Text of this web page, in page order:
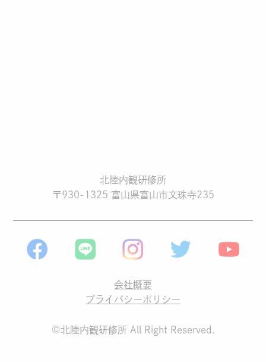
北陸内観研修所
〒930-1325 富山県富山市文珠寺235
会社概要
プライバシーポリシー
©北陸内観研修所 All Right Reserved.